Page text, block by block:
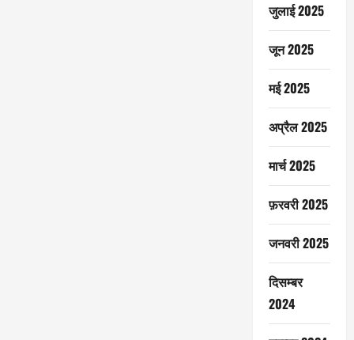
जुलाई 2025
जून 2025
मई 2025
अप्रैल 2025
मार्च 2025
फ़रवरी 2025
जनवरी 2025
दिसम्बर
2024